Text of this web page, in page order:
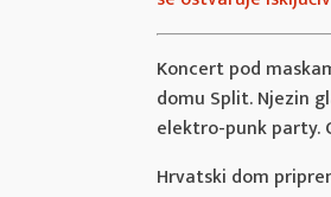
Koncert pod
domu Split. Njezin
elektro-punk party.
Hrvatski dom